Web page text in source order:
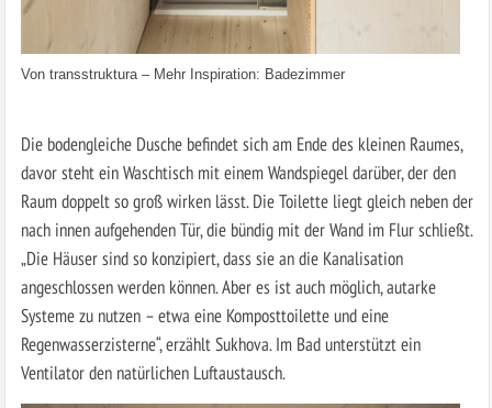
Von transstruktura– Mehr Inspiration: Badezimmer
Die bodengleiche Dusche befindet sich am Ende des kleinen Raumes,
davor steht ein Waschtisch mit einem Wandspiegel darüber, der den
Raum doppelt so groß wirken lässt. Die Toilette liegt gleich neben der
nach innen aufgehenden Tür, die bündig mit der Wand im Flur schließt.
„Die Häuser sind so konzipiert, dass sie an die Kanalisation
angeschlossen werden können. Aber es ist auch möglich, autarke
Systeme zu nutzen – etwa eine Komposttoilette und eine
Regenwasserzisterne“, erzählt Sukhova. Im Bad unterstützt ein
Ventilator den natürlichen Luftaustausch.